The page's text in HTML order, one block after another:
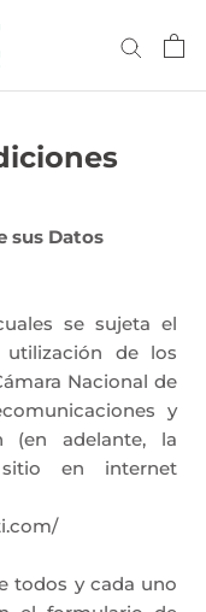
sus Datos
se sujeta el
de los
Nacional de
y
(en adelante, la
en internet
todos y cada uno